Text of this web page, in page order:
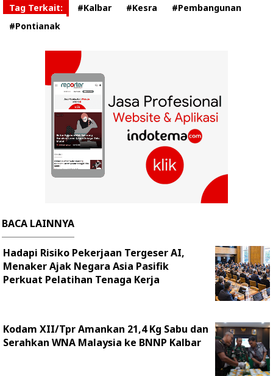
Tag Terkait: #Kalbar #Kesra
#Pembangunan
#Pontianak
BACA LAINNYA
Hadapi Risiko Pekerjaan Tergeser AI,
Menaker Ajak Negara Asia Pasifik
Perkuat Pelatihan Tenaga Kerja
Kodam XII/Tpr Amankan 21,4 Kg Sabu dan
Serahkan WNA Malaysia ke BNNP Kalbar